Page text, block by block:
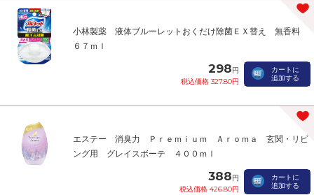
小林製薬 液体ブルーレットおくだけ除菌ＥＸ替え 無香料
６７ｍｌ
298円
税込価格 327.80円
カートに
追加する
エステー 消臭力 Ｐｒｅｍｉｕｍ Ａｒｏｍａ 玄関・リビ
ング用 グレイスボーテ ４００ｍｌ
388円
税込価格 426.80円
カートに
追加する